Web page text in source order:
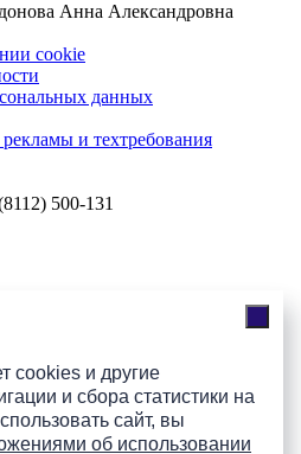
cookies и другие
и сбора статистики на
сайт, вы
об использовании
Анна Александровна
cookie
данных
и техтребования
500-131